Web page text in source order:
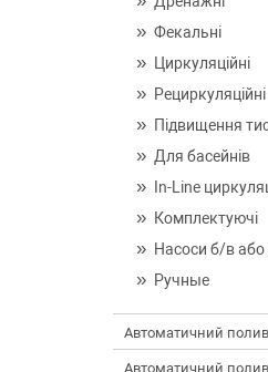
Фекальні
Циркуляційні
Підвищення
Для басейнів
In-Line
Комплектуючі
Насоси б/в або
Ручные
Автоматичний
Автоматичний полив